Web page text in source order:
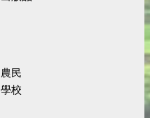
農民
學校